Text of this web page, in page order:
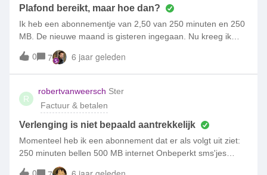
Plafond bereikt, maar hoe dan?
Ik heb een abonnementje van 2,50 van 250 minuten en 250
MB. De nieuwe maand is gisteren ingegaan. Nu kreeg ik
vandaag een mail dat het plafond is bereikt, maar ik heb
niets verbruikt en kan het ook niet terugzien in de app - wel
dat het plafond is bereikt, maar niet qua verbruik. Hoe kan
dit en wat is eraan te doen?
0 7 6 jaar geleden
R
robertvanweersch Ster
Factuur & betalen
Verlenging is niet bepaald aantrekkelijk
Momenteel heb ik een abonnement dat er als volgt uit ziet:
250 minuten bellen 500 MB internet Onbeperkt sms'jes
Totaal per maand € 2,50 De zogenaamde “aanbieding” die
0